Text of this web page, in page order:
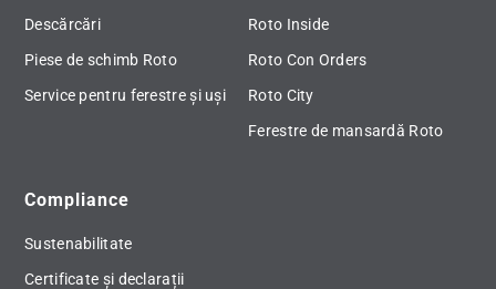
Descărcări
Piese de schimb Roto
Service pentru ferestre și uși
Roto Inside
Roto Con Orders
Roto City
Ferestre de mansardă Roto
Compliance
Sustenabilitate
Certificate și declarații